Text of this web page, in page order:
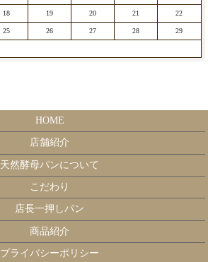
18 19 20 21 22
25 26 27 28 29
HOME
店舗紹介
天然酵母パンについて
こだわり
店長一押しパン
商品紹介
プライバシーポリシー